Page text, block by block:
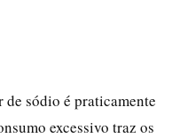
de sódio é praticamente
excessivo traz os